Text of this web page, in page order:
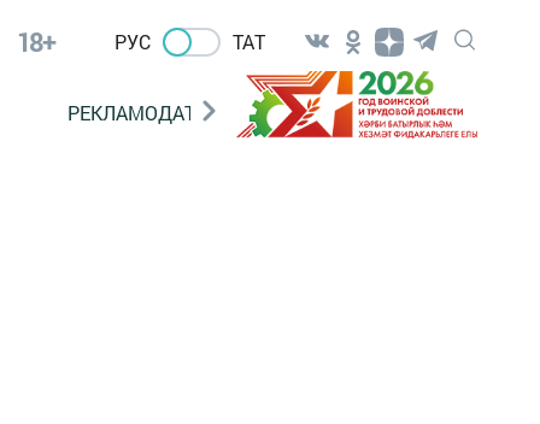
18+ РУС ТАТ
РЕКЛАМОДАТЕЛЯМ